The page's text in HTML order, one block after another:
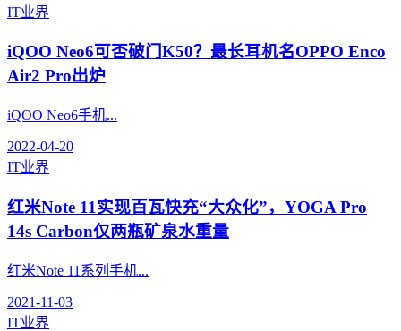
IT业界
iQOO Neo6可否破门K50？最长耳机名OPPO Enco
Air2 Pro出炉
iQOO Neo6手机...
2022-04-20
IT业界
红米Note 11实现百瓦快充“大众化”，YOGA Pro
14s Carbon仅两瓶矿泉水重量
红米Note 11系列手机...
2021-11-03
IT业界